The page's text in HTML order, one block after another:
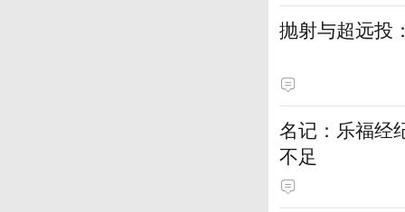
抛射与超远投
名记：乐福经
不足